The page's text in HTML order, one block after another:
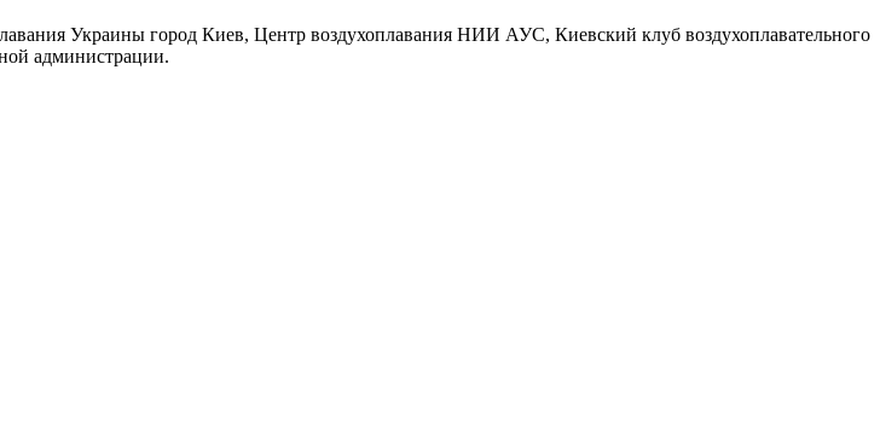
Украины город Киев, Центр воздухоплавания НИИ АУС, Киевский клуб воздухоплавательного
администрации.